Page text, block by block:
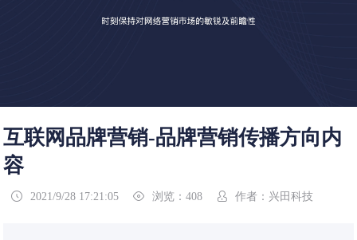
互联网品牌营销-品牌营销传播方向内
容
 2021/9/28 17:21:05  浏览：408  作者：兴田科技